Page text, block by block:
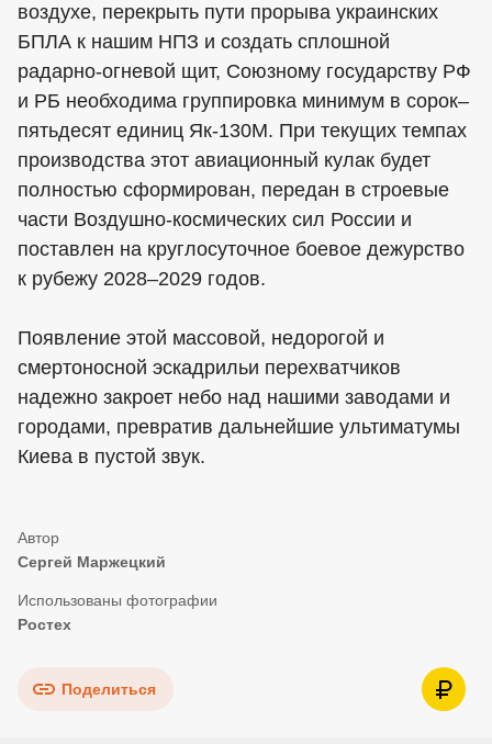
воздухе, перекрыть пути прорыва украинских
БПЛА к нашим НПЗ и создать сплошной
радарно-огневой щит, Союзному государству РФ
и РБ необходима группировка минимум в сорок–
пятьдесят единиц Як-130М. При текущих темпах
производства этот авиационный кулак будет
полностью сформирован, передан в строевые
части Воздушно-космических сил России и
поставлен на круглосуточное боевое дежурство
к рубежу 2028–2029 годов.
Появление этой массовой, недорогой и
смертоносной эскадрильи перехватчиков
надежно закроет небо над нашими заводами и
городами, превратив дальнейшие ультиматумы
Киева в пустой звук.
Сергей Маржецкий
Ростех
Поделиться